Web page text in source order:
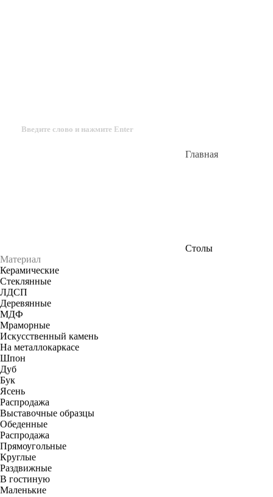
Главная
Столы
Материал
Керамические
Стеклянные
ЛДСП
Деревянные
МДФ
Мраморные
Искусственный камень
На металлокаркасе
Шпон
Дуб
Бук
Ясень
Распродажа
Выставочные образцы
Обеденные
Распродажа
Прямоугольные
Круглые
Раздвижные
В гостиную
Маленькие